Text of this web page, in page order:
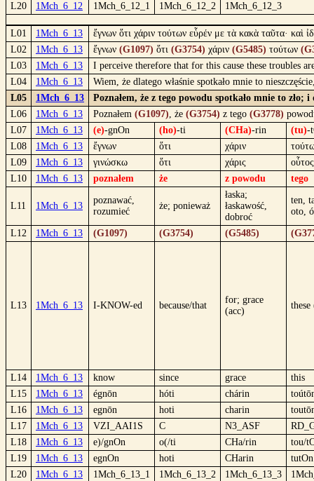
L20
1Mch_6_12 1Mch_6_12_1 1Mch_6_12_2 1Mch_6_12_3
L01 1Mch_6_13
ἔγνων ὅτι χάριν τούτων εὗρέν με τὰ κακὰ ταῦτα· καὶ
L02
1Mch_6_13 ἔγνων (G1097) ὅτι (G3754) χάριν (G5485) τούτων
L03
1Mch_6_13
I perceive therefore that for this cause these troubles
L04
1Mch_6_13
Wiem, że dlatego właśnie spotkało mnie to
L05
1Mch_6_13
Poznałem, że z tego powodu spotkało mnie to
L06
1Mch_6_13 Poznałem (G1097), że (G3754) z tego (G3778)
L07
1Mch_6_13 (e)-gnOn (ho)-ti (CHa)-rin (tu)-
L08
1Mch_6_13 ἔγνων ὅτι χάριν
L09
1Mch_6_13 γινώσκω ὅτι χάρις
οὗτος
L10
1Mch_6_13 poznałem że z powodu tego
L11 1Mch_6_13
poznawać,
rozumieć
że; ponieważ
łaska;
łaskawość,
dobroć
ten,
oto,
L12 1Mch_6_13 (G1097) (G3754) (G5485)
L13 1Mch_6_13 I-KNOW-ed because/that
for; grace
(acc)
these
L14 1Mch_6_13 know since grace
this
L15
1Mch_6_13 égnōn hóti chárin
L16
1Mch_6_13 egnōn hoti charin
L17
1Mch_6_13 VZI_AAI1S C N3_ASF
L18
1Mch_6_13 e)/gnOn o(/ti CHa/rin
tou/
L19
1Mch_6_13 egnOn hoti CHarin
tutOn
L20
1Mch_6_13 1Mch_6_13_1 1Mch_6_13_2 1Mch_6_13_3